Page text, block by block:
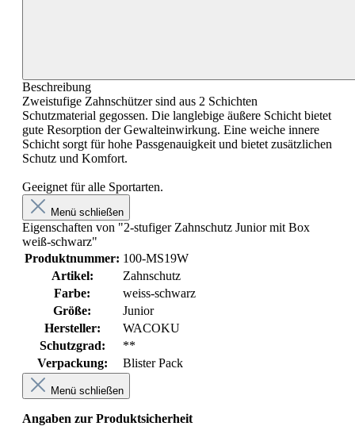
Beschreibung
Zweistufige Zahnschützer sind aus 2 Schichten
Schutzmaterial gegossen. Die langlebige äußere Schicht bietet
gute Resorption der Gewalteinwirkung. Eine weiche innere
Schicht sorgt für hohe Passgenauigkeit und bietet zusätzlichen
Schutz und Komfort.
Geeignet für alle Sportarten.
Menü schließen
Eigenschaften von "2-stufiger Zahnschutz Junior mit Box
weiß-schwarz"
Produktnummer: 100-MS19W
Artikel:
Zahnschutz
Farbe:
weiss-schwarz
Größe:
Junior
Hersteller:
WACOKU
Schutzgrad:
**
Verpackung:
Blister Pack
Menü schließen
Angaben zur Produktsicherheit